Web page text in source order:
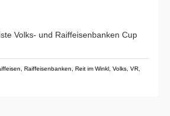
Volks- und Raiffeisenbanken Cup
Raiffeisenbanken Reit im Winkl Volks VR